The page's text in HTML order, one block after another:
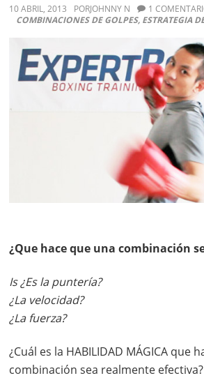
10 ABRIL, 2013 PORJOHNNY N
COMBINACIONES DE GOLPES, ESTRATEGIA
1
¿Que hace que una combinación
Is ¿Es la puntería?
¿La velocidad?
¿La fuerza?
¿Cuál es la HABILIDAD MÁGICA que
combinación sea realmente efectiva?